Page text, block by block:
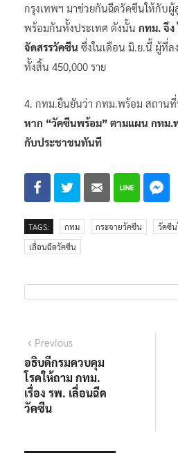
กรุงเทพฯ มาช่วยกันฉีดวัคซีนให้กับผู้
พร้อมกันทั้งประเทศ ดังนั้น กทม. จึง
จัดสรรวัคซีน ซึ่งในเดือน มิ.ย.นี้ ผู้ที่
ทั้งสิ้น 450,000 ราย
4. กทม.ยืนยันว่า กทม.พร้อม สถาน
หาก “วัคซีนพร้อม” ตามแผน กทม.
กับประชาชนทันที
TAGS: กทม กระจายวัคซีน วัคซีน
เลื่อนฉีดวัคซีน
แนะแนว
เรื่อง
PreviousPrevious
post:
อธิบดีกรมควบคุม
โรคให้ถาม กทม.
เรื่อง รพ. เลื่อนฉีด
วัคซีน